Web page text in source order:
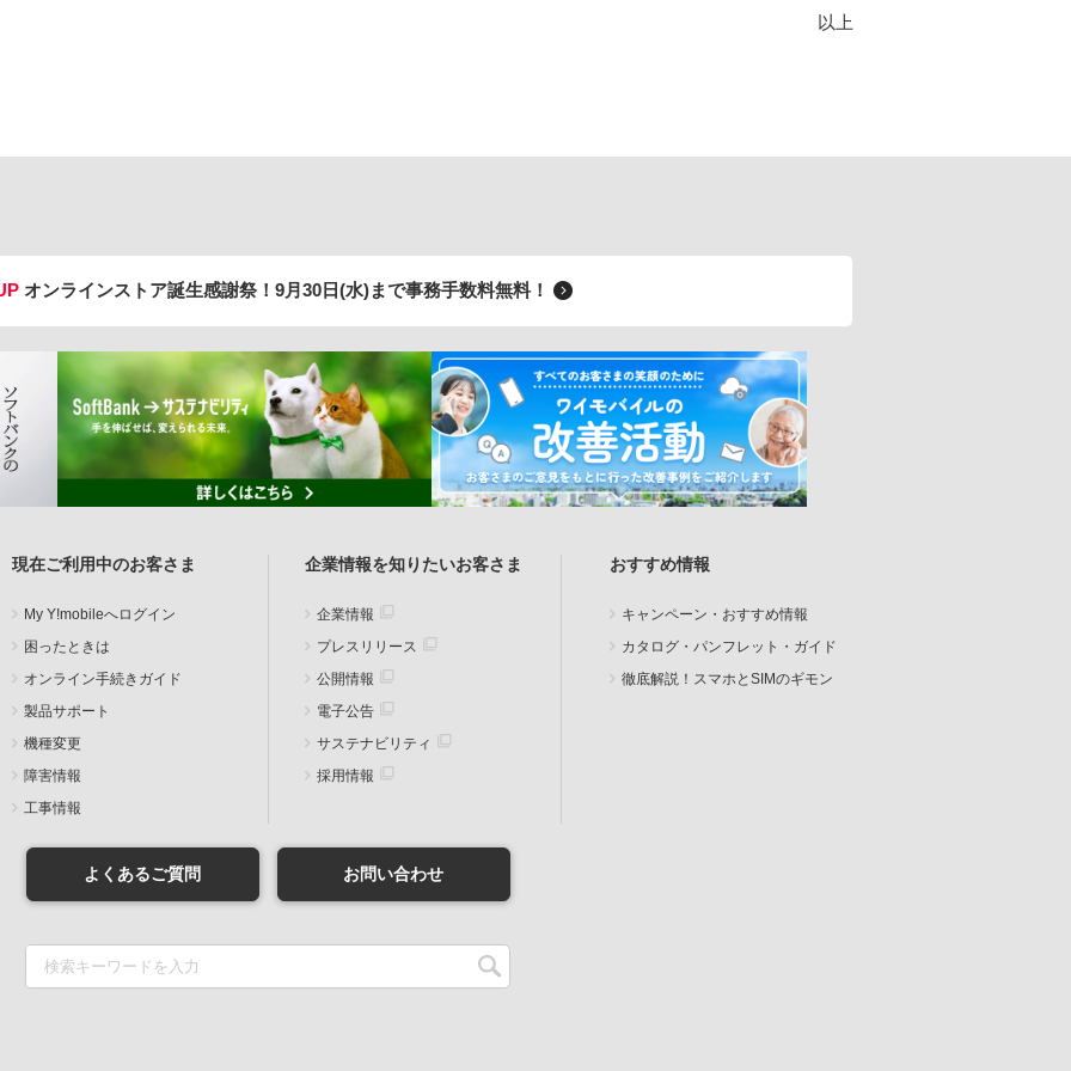
以上
オンラインストア誕生感謝祭！ 9月30日(水)まで事務手数料無料！
現在ご利用中のお客さま
My Y!mobileへログイン
困ったときは
オンライン手続きガイド
製品サポート
機種変更
障害情報
工事情報
企業情報を知りたいお客さま
企業情報
プレスリリース
公開情報
電子公告
サステナビリティ
採用情報
おすすめ情報
キャンペーン・おすすめ情報
カタログ・パンフレット・ガイド
徹底解説！スマホとSIMのギモン
よくあるご質問 お問い合わせ